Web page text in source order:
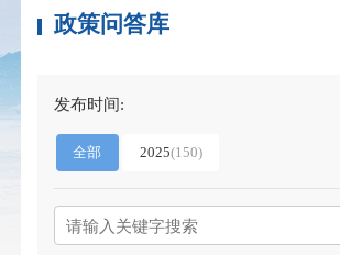
政策问答库
发布时间:
全部 2025(150)